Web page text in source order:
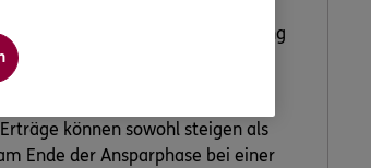
Investmentprodukte zur Verfügung
Sparplan pflanzt die ERGO einen
können sowohl steigen als
Ende der Ansparphase bei einer